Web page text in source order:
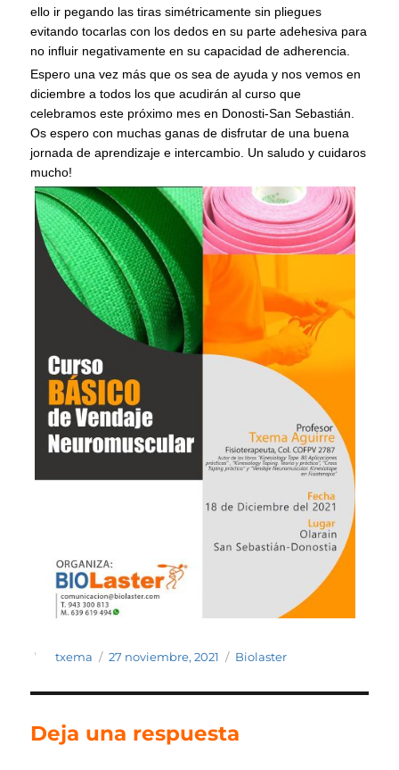
ello ir pegando las tiras simétricamente sin pliegues
evitando tocarlas con los dedos en su parte adehesiva para
no influir negativamente en su capacidad de adherencia.
Espero una vez más que os sea de ayuda y nos vemos en
diciembre a todos los que acudirán al curso que
celebramos este próximo mes en Donosti-San Sebastián.
Os espero con muchas ganas de disfrutar de una buena
jornada de aprendizaje e intercambio. Un saludo y cuidaros
mucho!
Autor
txema
Publicado
27 noviembre, 2021 Categorías
Biolaster
Deja una respuesta